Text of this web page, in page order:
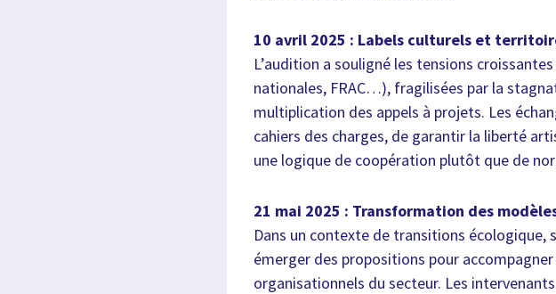
10 avril 2025 : Labels culturels et
L’audition a souligné les tensions
nationales, FRAC…), fragilisées par la
multiplication des appels à projets. Les
cahiers des charges, de garantir la liberté
une logique de coopération plutôt que de
21 mai 2025 : Transformation des
Dans un contexte de transitions
émerger des propositions pour
organisationnels du secteur. Les